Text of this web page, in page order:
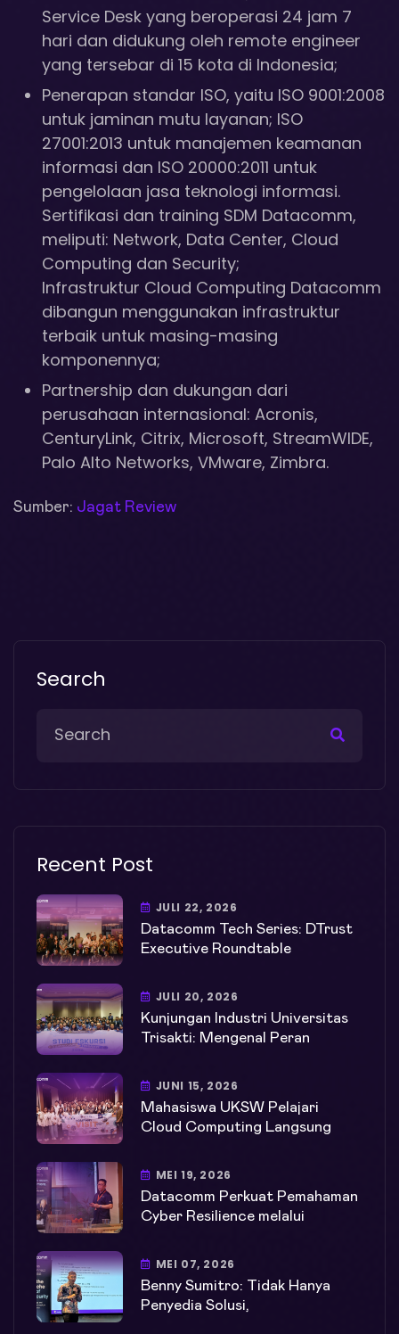
Service Desk yang beroperasi 24 jam 7
hari dan didukung oleh remote engineer
yang tersebar di 15 kota di Indonesia;
Penerapan standar ISO, yaitu ISO 9001:2008
untuk jaminan mutu layanan; ISO
27001:2013 untuk manajemen keamanan
informasi dan ISO 20000:2011 untuk
pengelolaan jasa teknologi informasi.
Sertifikasi dan training SDM Datacomm,
meliputi: Network, Data Center, Cloud
Computing dan Security;
Infrastruktur Cloud Computing Datacomm
dibangun menggunakan infrastruktur
terbaik untuk masing-masing
komponennya;
Partnership dan dukungan dari
perusahaan internasional: Acronis,
CenturyLink, Citrix, Microsoft, StreamWIDE,
Palo Alto Networks, VMware, Zimbra.
Sumber: Jagat Review
Search
Recent Post
JULI 22, 2026
Datacomm Tech Series: DTrust
Executive Roundtable
JULI 20, 2026
Kunjungan Industri Universitas
Trisakti: Mengenal Peran
JUNI 15, 2026
Mahasiswa UKSW Pelajari
Cloud Computing Langsung
MEI 19, 2026
Datacomm Perkuat Pemahaman
Cyber Resilience melalui
MEI 07, 2026
Benny Sumitro: Tidak Hanya
Penyedia Solusi,